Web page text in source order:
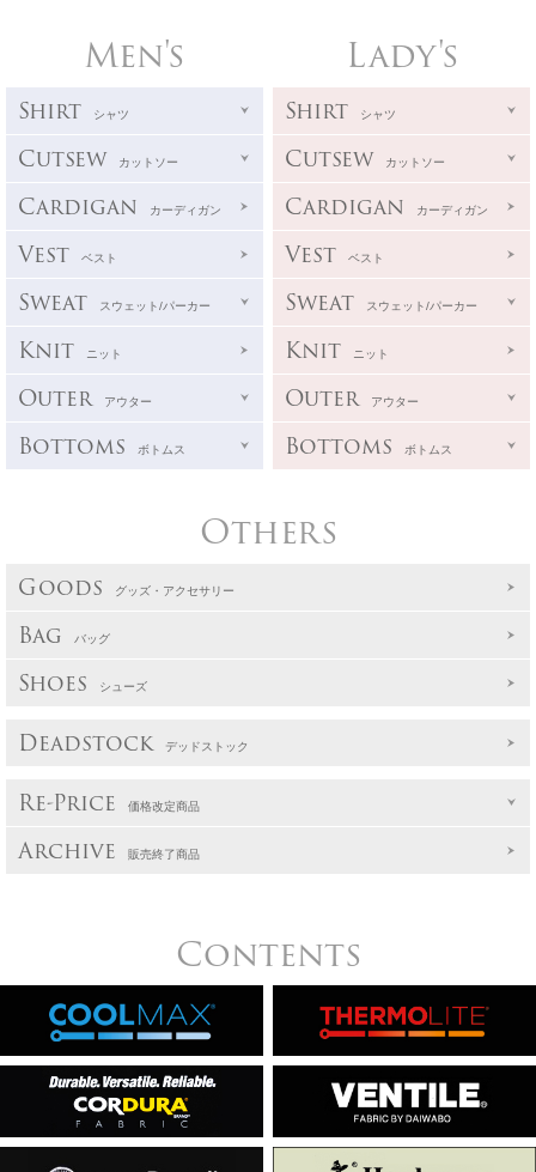
Men's
Shirt シャツ
Cutsew カットソー
Cardigan カーディガン
Vest ベスト
Sweat スウェット/パーカー
Knit ニット
Outer アウター
Bottoms ボトムス
Lady's
Shirt シャツ
Cutsew カットソー
Cardigan カーディガン
Vest ベスト
Sweat スウェット/パーカー
Knit ニット
Outer アウター
Bottoms ボトムス
Others
Goods グッズ・アクセサリー
Bag バッグ
Shoes シューズ
Deadstock デッドストック
Re-Price 価格改定商品
Archive 販売終了商品
Contents